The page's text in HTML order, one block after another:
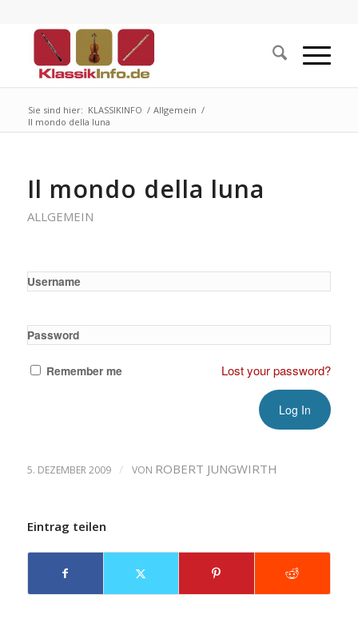
Sie sind hier: KLASSIKINFO / Allgemein /
Il mondo della luna
Il mondo della luna
ALLGEMEIN
Username
Password
Remember me Lost your password?
5. DEZEMBER 2009 / VON ROBERT JUNGWIRTH
Eintrag teilen